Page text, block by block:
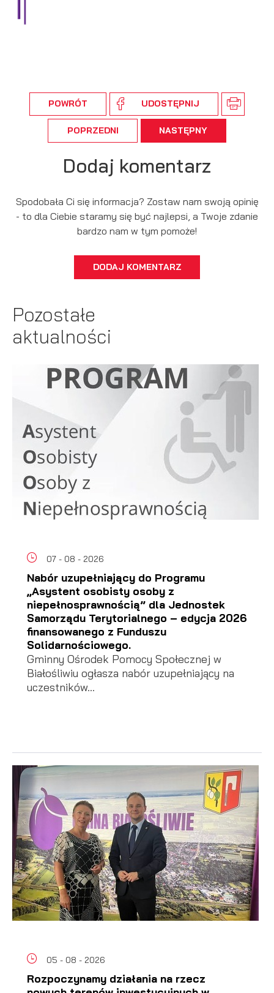
POWRÓT UDOSTĘPNIJ
POPRZEDNI NASTĘPNY
Dodaj komentarz
Spodobała Ci się informacja? Zostaw nam swoją opinię
- to dla Ciebie staramy się być najlepsi, a Twoje zdanie
bardzo nam w tym pomoże!
DODAJ KOMENTARZ
Pozostałe
aktualności
07 - 08 - 2026
Nabór uzupełniający do Programu
„Asystent osobisty osoby z
niepełnosprawnością” dla Jednostek
Samorządu Terytorialnego – edycja 2026
finansowanego z Funduszu
Solidarnościowego.
Gminny Ośrodek Pomocy Społecznej w
Białośliwiu ogłasza nabór uzupełniający na
uczestników...
05 - 08 - 2026
Rozpoczynamy działania na rzecz
oraz innych dostawców usług. Firmy te działają w charakterze